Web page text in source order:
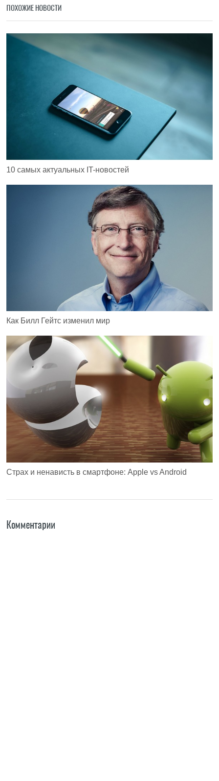
ПОХОЖИЕ НОВОСТИ
10 самых актуальных IT-новостей
Как Билл Гейтс изменил мир
Страх и ненависть в смартфоне: Apple vs Android
Комментарии